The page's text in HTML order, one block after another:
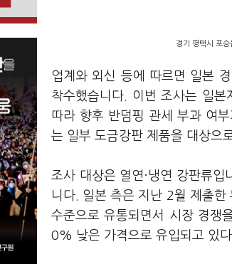
경기 평택시 포
업계와 외신 등에 따르면 일본
착수했습니다. 이번 조사는 일본
따라 향후 반덤핑 관세 부과 여
는 일부 도금강판 제품을 대상으
조사 대상은 열연·냉연 강판류
니다. 일본 측은 지난 2월 제출한
수준으로 유통되면서 시장 경쟁
0% 낮은 가격으로 유입되고 있